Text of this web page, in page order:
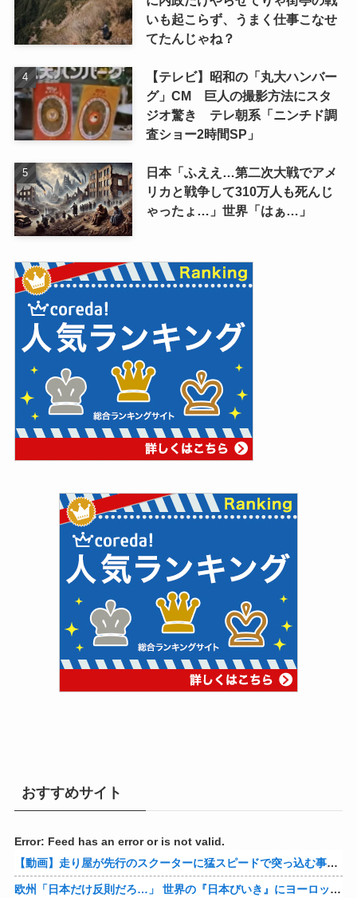
いも起こらず、うまく仕事こなせ
てたんじゃね？
【テレビ】昭和の「丸大ハンバー
グ」CM 巨人の撮影方法にスタ
ジオ驚き テレ朝系「ニンチド調
査ショー2時間SP」
日本「ふええ…第二次大戦でアメ
リカと戦争して310万人も死んじ
ゃったょ…」世界「はぁ…」
おすすめサイト
Error: Feed has an error or is not valid.
【動画】走り屋が先行のスクーターに猛スピードで突っ込む事故。
欧州「日本だけ反則だろ…」 世界の『日本びいき』にヨーロッパ全土から不満の声